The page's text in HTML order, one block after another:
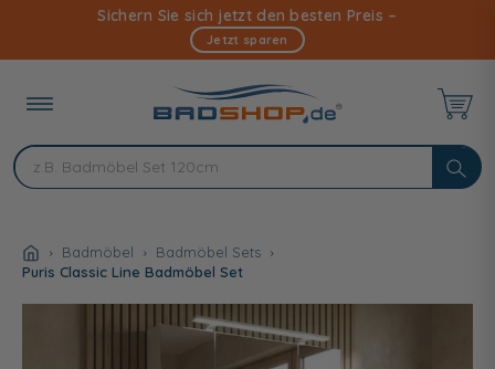
Inhalt
Sichern Sie sich jetzt den besten Preis –
Jetzt sparen
Badmöbel
Badmöbel Sets
Puris Classic Line Badmöbel Set